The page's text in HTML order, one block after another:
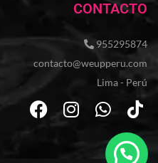
CONTACTO
955295874
contacto@weupperu.com
Lima - Perú